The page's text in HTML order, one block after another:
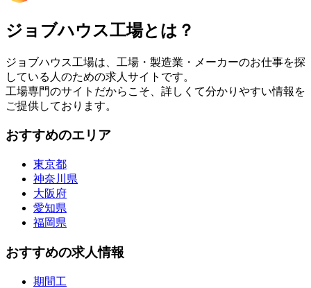
ジョブハウス工場とは？
ジョブハウス工場は、工場・製造業・メーカーのお仕事を探
している人のための求人サイトです。
工場専門のサイトだからこそ、詳しくて分かりやすい情報を
ご提供しております。
おすすめのエリア
東京都
神奈川県
大阪府
愛知県
福岡県
おすすめの求人情報
期間工